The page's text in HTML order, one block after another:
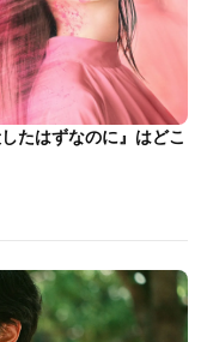
たはずなのに』はどこ